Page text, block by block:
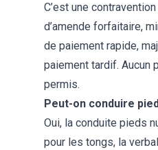
C’est une
d’amende forfaitaire,
de paiement rapide,
paiement tardif. Aucun
permis.
Peut-on conduire
Oui, la conduite pieds
pour les tongs, la